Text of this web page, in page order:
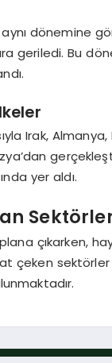
dönemine
geriledi. Bu
Irak,
yer aldı.
çıkarken,
çeken